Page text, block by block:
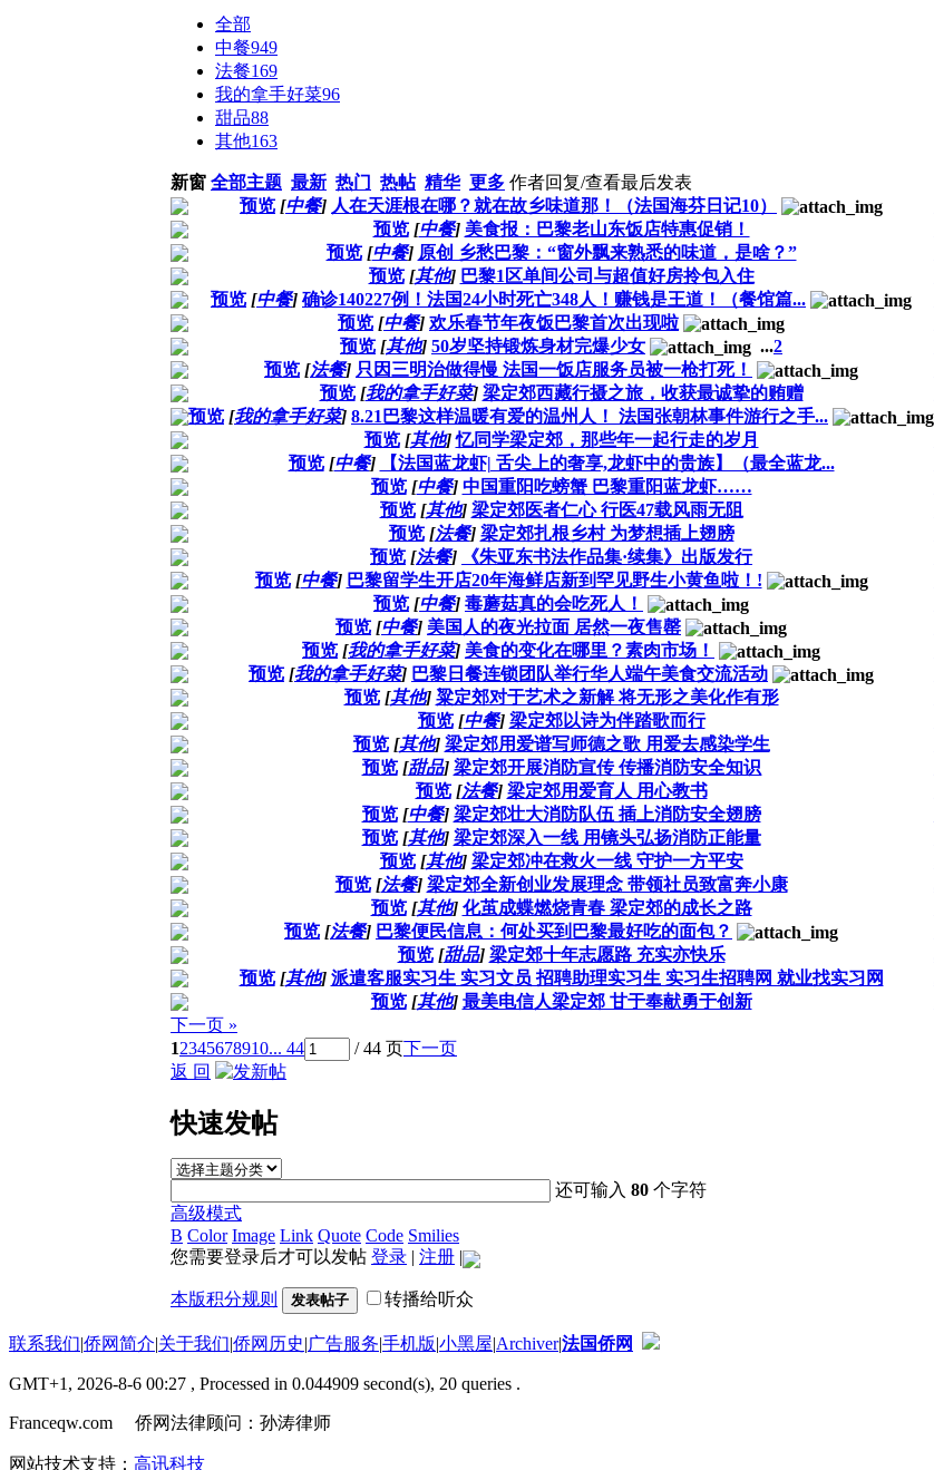
全部
中餐949
法餐169
我的拿手好菜96
甜品88
其他163
新窗 全部主题 最新 热门 热帖 精华 更多 作者回复/查看最后发表
预览 [中餐] 人在天涯根在哪？就在故乡味道那！（法国海芬日记10）
预览 [中餐] 美食报：巴黎老山东饭店特惠促销！
预览 [中餐] 原创 乡愁巴黎：“窗外飘来熟悉的味道，是啥？”
预览 [其他] 巴黎1区单间公司与超值好房拎包入住
预览 [中餐] 确诊140227例！法国24小时死亡348人！赚钱是王道！（餐馆篇...
预览 [中餐] 欢乐春节年夜饭巴黎首次出现啦
预览 [其他] 50岁坚持锻炼身材完爆少女 ...2
预览 [法餐] 只因三明治做得慢 法国一饭店服务员被一枪打死！
预览 [我的拿手好菜] 梁定郊西藏行摄之旅，收获最诚挚的贿赠
预览 [我的拿手好菜] 8.21巴黎这样温暖有爱的温州人！ 法国张朝林事件游行之手...
预览 [其他] 忆同学梁定郊，那些年一起行走的岁月
预览 [中餐] 【法国蓝龙虾| 舌尖上的奢享,龙虾中的贵族】（最全蓝龙...
预览 [中餐] 中国重阳吃螃蟹 巴黎重阳蓝龙虾……
预览 [其他] 梁定郊医者仁心 行医47载风雨无阻
预览 [法餐] 梁定郊扎根乡村 为梦想插上翅膀
预览 [法餐] 《朱亚东书法作品集·续集》出版发行
预览 [中餐] 巴黎留学生开店20年海鲜店新到罕见野生小黄鱼啦！!
预览 [中餐] 毒蘑菇真的会吃死人！
预览 [中餐] 美国人的夜光拉面 居然一夜售罄
预览 [我的拿手好菜] 美食的变化在哪里？素肉市场！
预览 [我的拿手好菜] 巴黎日餐连锁团队举行华人端午美食交流活动
预览 [其他] 粱定郊对于艺术之新解 将无形之美化作有形
预览 [中餐] 梁定郊以诗为伴踏歌而行
预览 [其他] 梁定郊用爱谱写师德之歌 用爱去感染学生
预览 [甜品] 梁定郊开展消防宣传 传播消防安全知识
预览 [法餐] 梁定郊用爱育人 用心教书
预览 [中餐] 梁定郊壮大消防队伍 插上消防安全翅膀
预览 [其他] 梁定郊深入一线 用镜头弘扬消防正能量
预览 [其他] 梁定郊冲在救火一线 守护一方平安
预览 [法餐] 梁定郊全新创业发展理念 带领社员致富奔小康
预览 [其他] 化茧成蝶燃烧青春 梁定郊的成长之路
预览 [法餐] 巴黎便民信息：何处买到巴黎最好吃的面包？
预览 [甜品] 梁定郊十年志愿路 充实亦快乐
预览 [其他] 派遣客服实习生 实习文员 招聘助理实习生 实习生招聘网 就业找实习网
预览 [其他] 最美电信人梁定郊 甘于奉献勇于创新
下一页 »
12345678910... 44 / 44 页下一页
返 回
快速发帖
还可输入80 个字符
高级模式
B Color Image Link Quote Code Smilies
您需要登录后才可以发帖 登录 | 注册 |
本版积分规则 发表帖子 转播给听众
联系我们|侨网简介|关于我们|侨网历史|广告服务|手机版|小黑屋|Archiver|法国侨网
GMT+1, 2026-8-6 00:27 , Processed in 0.044909 second(s), 20 queries .
Franceqw.com 侨网法律顾问：孙涛律师
网站技术支持： 高讯科技